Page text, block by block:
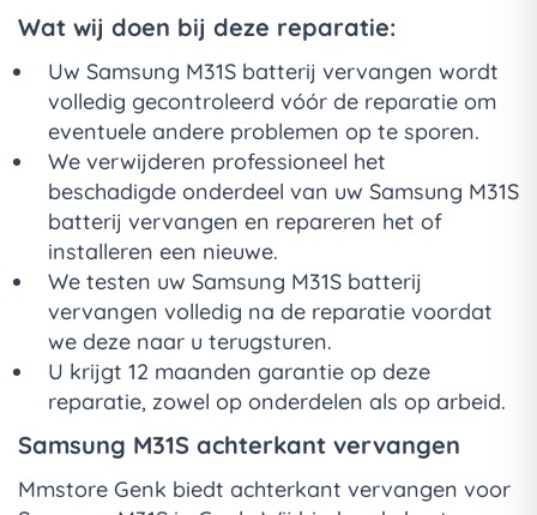
Wat wij doen bij deze reparatie:
Uw Samsung M31S batterij vervangen wordt
volledig gecontroleerd vóór de reparatie om
eventuele andere problemen op te sporen.
We verwijderen professioneel het
beschadigde onderdeel van uw Samsung M31S
batterij vervangen en repareren het of
installeren een nieuwe.
We testen uw Samsung M31S batterij
vervangen volledig na de reparatie voordat
we deze naar u terugsturen.
U krijgt 12 maanden garantie op deze
reparatie, zowel op onderdelen als op arbeid.
Samsung M31S achterkant vervangen
Mmstore Genk biedt achterkant vervangen voor